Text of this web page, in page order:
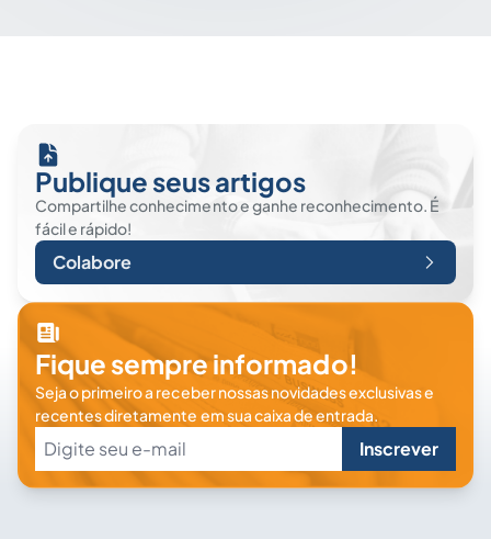
Publique seus artigos
Compartilhe conhecimento e ganhe reconhecimento. É
fácil e rápido!
Colabore
Fique sempre informado!
Seja o primeiro a receber nossas novidades exclusivas e
recentes diretamente em sua caixa de entrada.
Inscrever